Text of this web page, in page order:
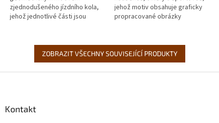
zjednodušeného jízdního kola,
jehož jednotlivé části jsou
geometrií a cyklistickými...
jehož motiv obsahuje graficky
propracované obrázky
až...
ZOBRAZIT VŠECHNY SOUVISEJÍCÍ PRODUKTY
Kontakt